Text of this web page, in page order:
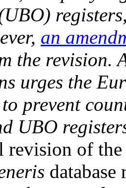
an
the
urges the
prevent
UBO
revision of